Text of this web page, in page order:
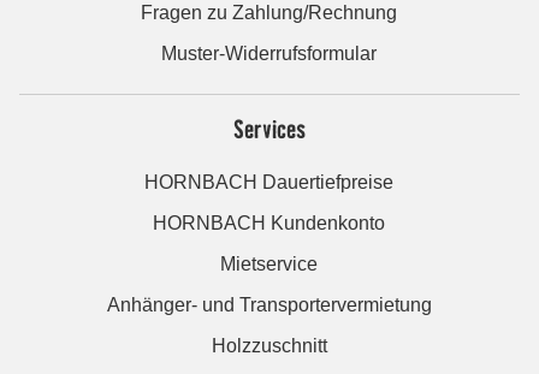
Fragen zu Zahlung/Rechnung
Muster-Widerrufsformular
Services
HORNBACH Dauertiefpreise
HORNBACH Kundenkonto
Mietservice
Anhänger- und Transportervermietung
Holzzuschnitt